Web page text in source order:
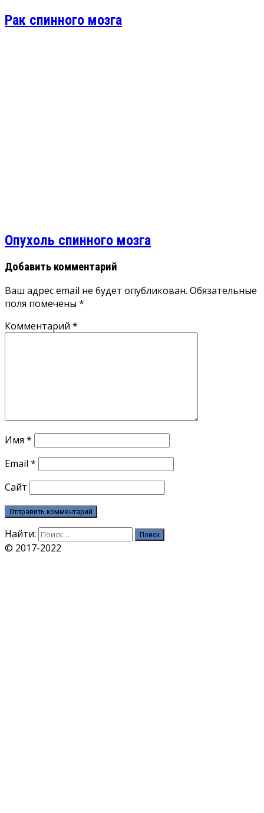
Рак спинного мозга
Опухоль спинного мозга
Добавить комментарий
Ваш адрес email не будет опубликован. Обязательные
поля помечены *
Комментарий *
Имя *
Email *
Сайт
Найти:
© 2017-2022